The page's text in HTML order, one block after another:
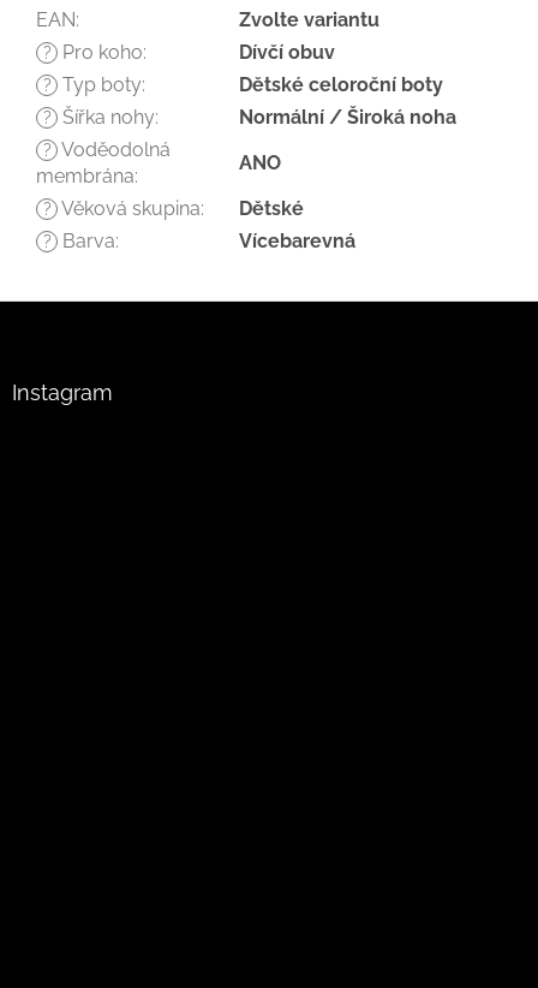
EAN: Zvolte variantu
? Pro koho: Dívčí obuv
? Typ boty: Dětské celoroční boty
? Šířka nohy: Normální / Široká noha
? Voděodolná
membrána:
ANO
? Věková skupina: Dětské
? Barva: Vícebarevná
Instagram